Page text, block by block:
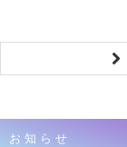
お知らせ